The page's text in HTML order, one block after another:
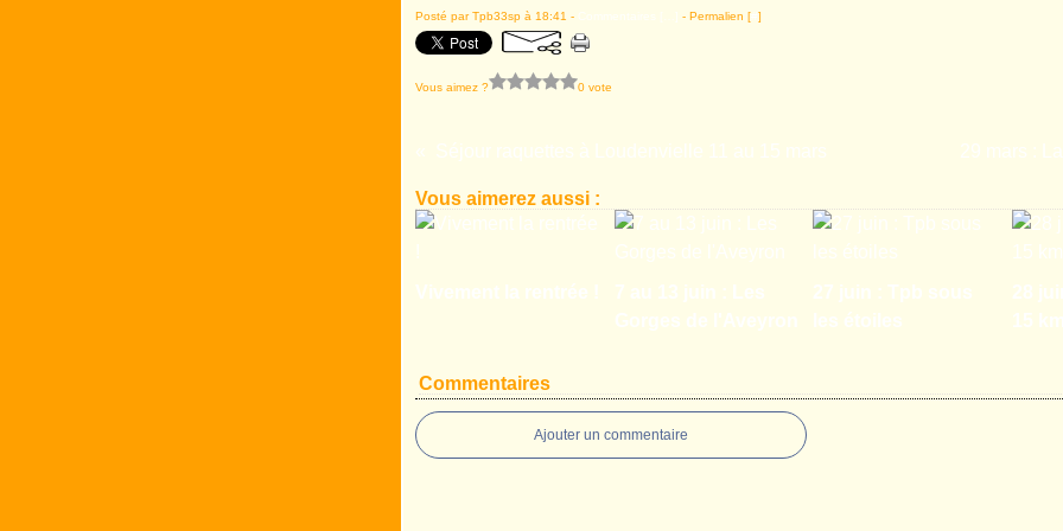
Posté par Tpb33sp à 18:41 - - Permalien [#]
Vous aimez ? 0 vote
Séjour raquettes à Loudenvielle 11 au 15 mars 29 mars :
Vous aimerez aussi :
Vivement la rentrée !
7 au 13 juin : Les
Gorges de l'Aveyron
27 juin : Tpb sous
les étoiles
28
15 km
Commentaires
Ajouter un commentaire